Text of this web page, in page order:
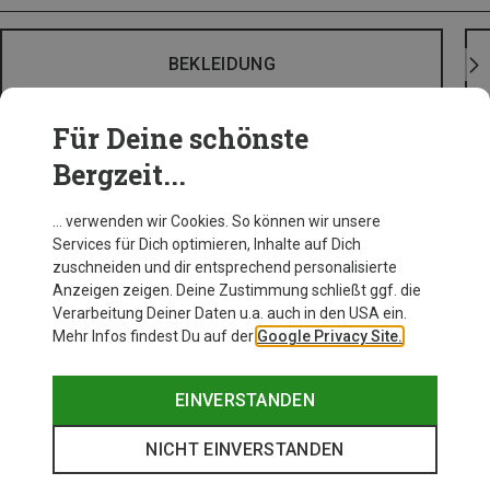
BEKLEIDUNG
Für Deine schönste
Bergzeit...
… verwenden wir Cookies. So können wir unsere
Services für Dich optimieren, Inhalte auf Dich
zuschneiden und dir entsprechend personalisierte
Anzeigen zeigen. Deine Zustimmung schließt ggf. die
Verarbeitung Deiner Daten u.a. auch in den USA ein.
Mehr Infos findest Du auf der Google Privacy Site.
EINVERSTANDEN
NICHT EINVERSTANDEN